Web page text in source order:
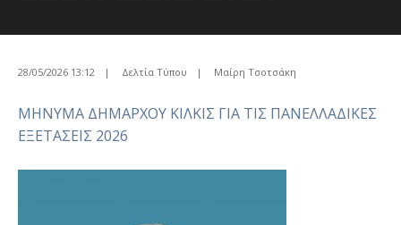
28/05/2026 13:12 | Δελτία Τύπου | Μαίρη Τσοτσάκη
ΜΗΝΥΜΑ ΔΗΜΑΡΧΟΥ ΚΙΛΚΙΣ ΓΙΑ ΤΙΣ ΠΑΝΕΛΛΑΔΙΚΕΣ
ΕΞΕΤΑΣΕΙΣ 2026